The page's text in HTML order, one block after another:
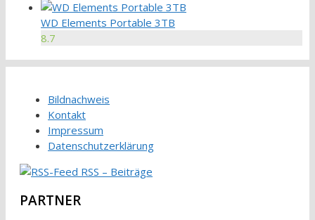
WD Elements Portable 3TB
8.7
Bildnachweis
Kontakt
Impressum
Datenschutzerklärung
RSS – Beiträge
PARTNER